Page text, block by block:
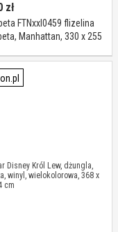
zł
FTNxxl0459 flizelina
Manhattan, 330 x 255